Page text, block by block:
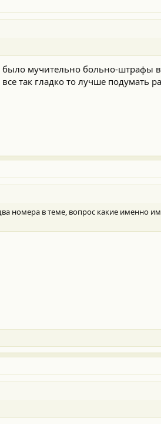
было мучительно больно-штрафы
так гладко то лучше подумать
номера в теме, вопрос какие именно